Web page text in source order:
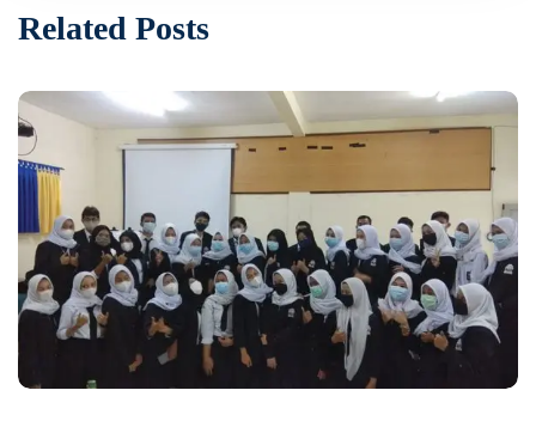
Related Posts